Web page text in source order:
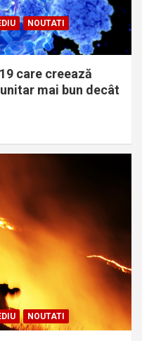
NOUTATI
care creează
mai bun decât
NOUTATI